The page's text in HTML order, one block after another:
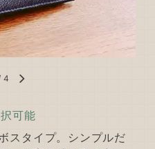
4
可能
スタイプ。シンプルだ